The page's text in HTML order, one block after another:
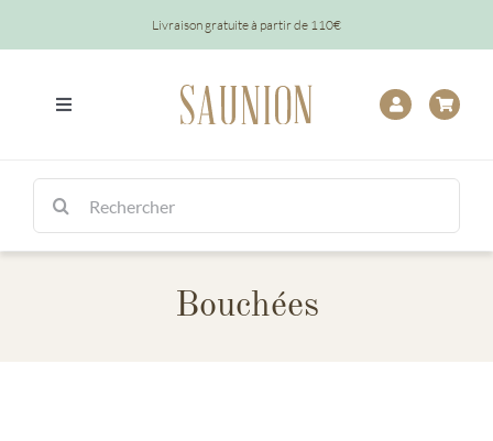
au
Livraison gratuite à partir de 110€
Toggle
Chocolats
Rechercher:
Bouchées